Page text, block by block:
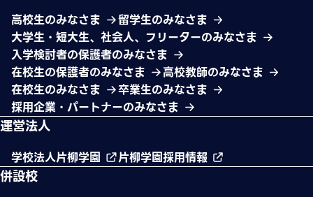
高校生のみなさま
留学生のみなさま
大学生・短大生、社会人、フリーターのみなさま
入学検討者の保護者のみなさま
在校生の保護者のみなさま
高校教師のみなさま
在校生のみなさま
卒業生のみなさま
採用企業・パートナーのみなさま
運営法人
学校法人片柳学園 片柳学園採用情報
併設校